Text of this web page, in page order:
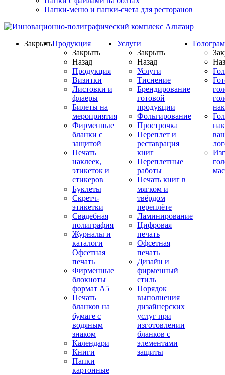
Папки-меню и папки-счета для ресторанов
ЗакрытьПродукция
Закрыть
Назад
Продукция
Визитки
Листовки и
флаеры
Билеты на
мероприятия
Фирменные
бланки с
защитой
Печать
наклеек,
этикеток и
стикеров
Буклеты
Скретч-
этикетки
Свадебная
полиграфия
Журналы и
каталоги
Офсетная
печать
Фирменные
блокноты
формат А5
Печать
бланков на
бумаге с
водяным
знаком
Календари
Книги
Папки
картонные
Услуги
Закрыть
Назад
Услуги
Тиснение
Брендирование
готовой
продукции
Фольгирование
Прострочка
Переплет и
реставрация
книг
Переплетные
работы
Печать книг в
мягком и
твёрдом
переплёте
Ламинирование
Цифровая
печать
Офсетная
печать
Дизайн и
фирменный
стиль
Порядок
выполнения
дизайнерских
услуг при
изготовлении
бланков с
элементами
защиты